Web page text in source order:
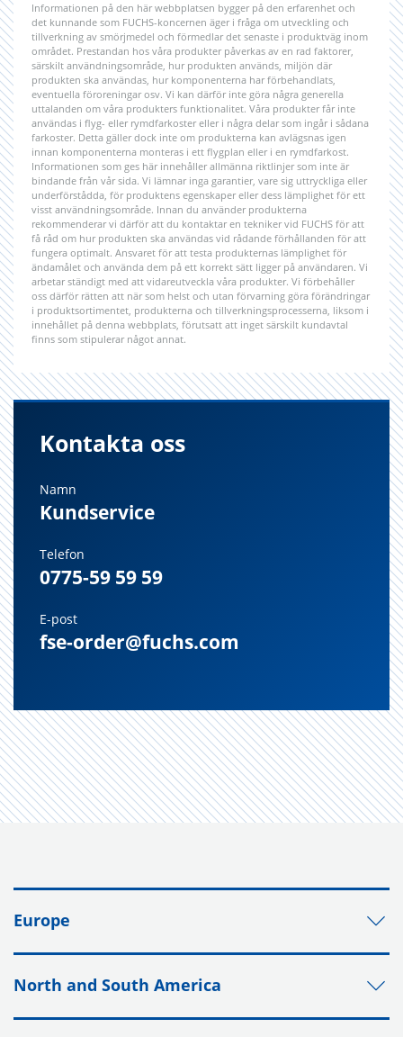
Informationen på den här webbplatsen bygger på den erfarenhet och
det kunnande som FUCHS-koncernen äger i fråga om utveckling och
tillverkning av smörjmedel och förmedlar det senaste i produktväg inom
området. Prestandan hos våra produkter påverkas av en rad faktorer,
särskilt användningsområde, hur produkten används, miljön där
produkten ska användas, hur komponenterna har förbehandlats,
eventuella föroreningar osv. Vi kan därför inte göra några generella
uttalanden om våra produkters funktionalitet. Våra produkter får inte
användas i flyg- eller rymdfarkoster eller i några delar som ingår i sådana
farkoster. Detta gäller dock inte om produkterna kan avlägsnas igen
innan komponenterna monteras i ett flygplan eller i en rymdfarkost.
Informationen som ges här innehåller allmänna riktlinjer som inte är
bindande från vår sida. Vi lämnar inga garantier, vare sig uttryckliga eller
underförstådda, för produktens egenskaper eller dess lämplighet för ett
visst användningsområde. Innan du använder produkterna
rekommenderar vi därför att du kontaktar en tekniker vid FUCHS för att
få råd om hur produkten ska användas vid rådande förhållanden för att
fungera optimalt. Ansvaret för att testa produkternas lämplighet för
ändamålet och använda dem på ett korrekt sätt ligger på användaren. Vi
arbetar ständigt med att vidareutveckla våra produkter. Vi förbehåller
oss därför rätten att när som helst och utan förvarning göra förändringar
i produktsortimentet, produkterna och tillverkningsprocesserna, liksom i
innehållet på denna webbplats, förutsatt att inget särskilt kundavtal
finns som stipulerar något annat.
Kontakta oss
Namn
Kundservice
Telefon
0775-59 59 59
E-post
fse-order@fuchs.com
Europe
North and South America